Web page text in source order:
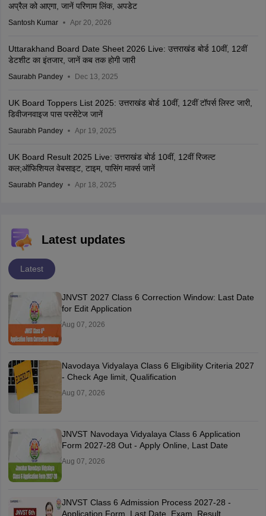
अप्रैल को आएगा, जानें परिणाम लिंक, अपडेट
Santosh Kumar Apr 20, 2026
Uttarakhand Board Date Sheet 2026 Live: उत्तराखंड बोर्ड 10वीं, 12वीं
डेटशीट का इंतजार, जानें कब तक होगी जारी
Saurabh Pandey Dec 13, 2025
UK Board Toppers List 2025: उत्तराखंड बोर्ड 10वीं, 12वीं टॉपर्स लिस्ट जारी,
डिवीजनवाइज पास परसेंटेज जानें
Saurabh Pandey Apr 19, 2025
UK Board Result 2025 Live: उत्तराखंड बोर्ड 10वीं, 12वीं रिजल्ट
कल;ऑफिशियल वेबसाइट, टाइम, पासिंग मार्क्स जानें
Saurabh Pandey Apr 18, 2025
Latest updates
Latest
JNVST 2027 Class 6 Correction Window: Last Date
for Edit Application
Aug 07, 2026
Navodaya Vidyalaya Class 6 Eligibility Criteria 2027
- Check Age limit, Qualification
Aug 07, 2026
JNVST Navodaya Vidyalaya Class 6 Application
Form 2027-28 Out - Apply Online, Last Date
Aug 07, 2026
JNVST Class 6 Admission Process 2027-28 -
Application Form, Last Date, Exam, Result